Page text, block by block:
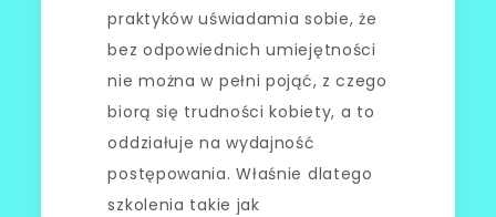
praktyków uświadamia sobie, że
bez odpowiednich umiejętności
nie można w pełni pojąć, z czego
biorą się trudności kobiety, a to
oddziałuje na wydajność
postępowania. Właśnie dlatego
szkolenia takie jak